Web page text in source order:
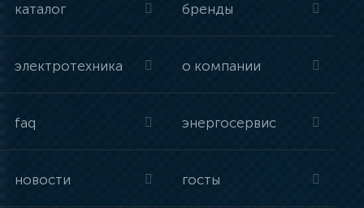
каталог бренды
электротехника о компании
faq энергосервис
новости госты